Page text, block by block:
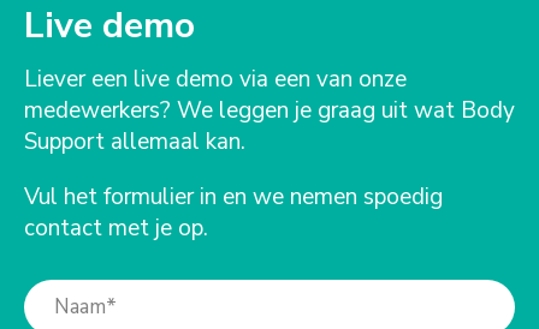
Live demo
Liever een live demo via een van onze
medewerkers? We leggen je graag uit wat Body
Support allemaal kan.
Vul het formulier in en we nemen spoedig
contact met je op.